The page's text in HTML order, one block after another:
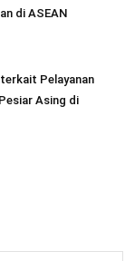
di ASEAN
terkait Pelayanan
Asing di